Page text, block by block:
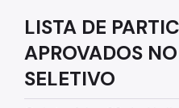
Dúvidas Frequentes
Formações da EMASP
Formações Oferecidas
LISTA DE
APROVADOS
SELETIVO